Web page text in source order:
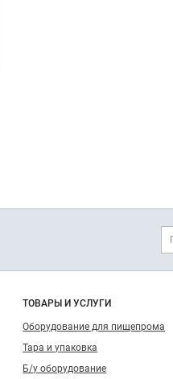
ТОВАРЫ И УСЛУГИ
Оборудование для пищепрома
Тара и упаковка
Б/у оборудование